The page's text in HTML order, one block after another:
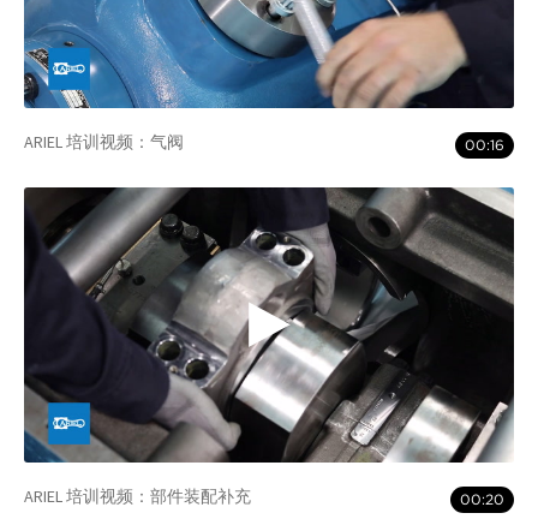
ARIEL 培训视频：气阀 00:16
ARIEL 培训视频：部件装配补充 00:20